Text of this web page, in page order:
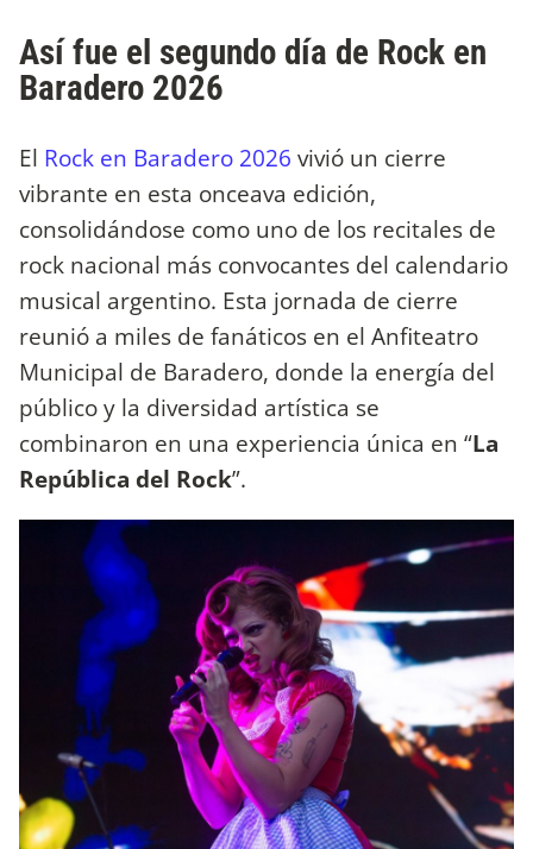
Así fue el segundo día de Rock en
Baradero 2026
El Rock en Baradero 2026 vivió un cierre
vibrante en esta onceava edición,
consolidándose como uno de los recitales de
rock nacional más convocantes del calendario
musical argentino. Esta jornada de cierre
reunió a miles de fanáticos en el Anfiteatro
Municipal de Baradero, donde la energía del
público y la diversidad artística se
combinaron en una experiencia única en “La
República del Rock”.